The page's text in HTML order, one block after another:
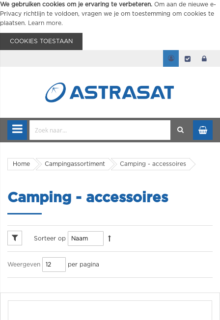
We gebruiken cookies om je ervaring te verbeteren. Om aan de nieuwe e-
Privacy richtlijn te voldoen, vragen we je om toestemming om cookies te
plaatsen.
Learn more.
COOKIES TOESTAAN
Home Campingassortiment Camping - accessoires
Camping - accessoires
Sorteer op
Weergeven per pagina